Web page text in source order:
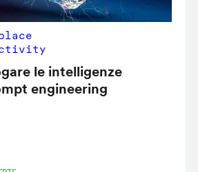
le intelligenze
engineering